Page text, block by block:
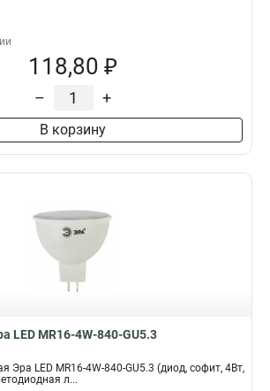
118,80 ₽
– +
В корзину
LED MR16-4W-840-GU5.3
Эра LED MR16-4W-840-GU5.3 (диод, софит, 4Вт,
л...